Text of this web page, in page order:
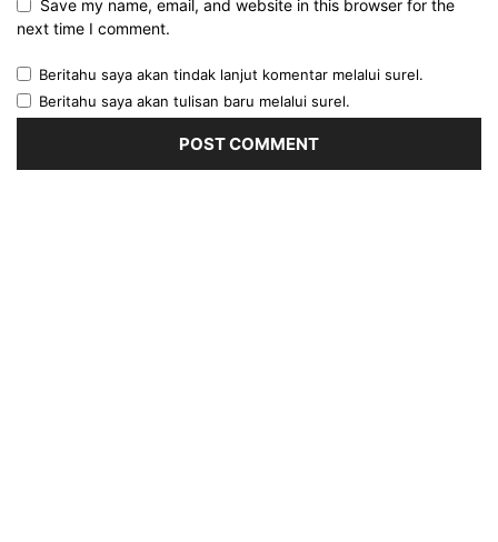
Save my name, email, and website in this browser for the
next time I comment.
Beritahu saya akan tindak lanjut komentar melalui surel.
Beritahu saya akan tulisan baru melalui surel.